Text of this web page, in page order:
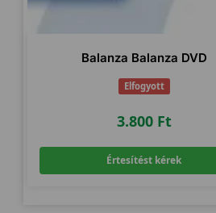
Balanza Balanza DVD
Elfogyott
3.800 Ft
Értesítést kérek